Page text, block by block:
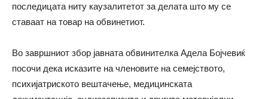
последицата ниту каузалитетот за делата што му се
ставаат на товар на обвинетиот.
Во завршниот збор јавната обвинителка Адела Бојчевиќ
посочи дека исказите на членовите на семејството,
психијатриското вештачење, медицинската